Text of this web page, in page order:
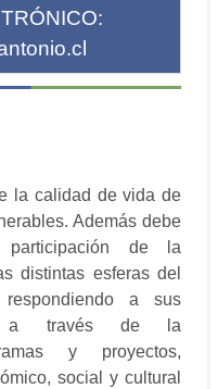
la calidad de vida de
Además debe
de la
distintas esferas del
a sus
a través de la
y proyectos,
social y cultural